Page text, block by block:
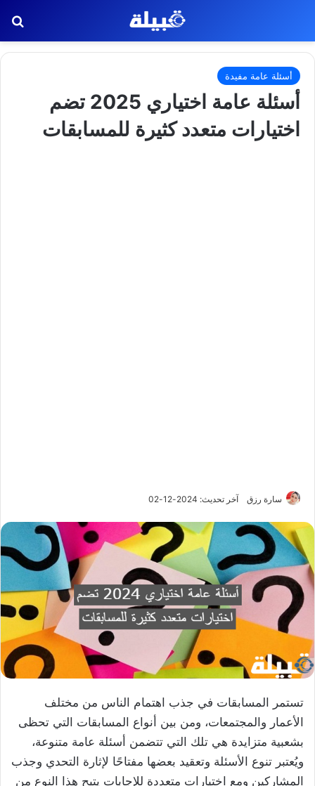
أسئلة عامة مفيدة
أسئلة عامة اختياري 2025 تضم
اختيارات متعدد كثيرة للمسابقات
سارة رزق آخر تحديث: 2024-12-02
تستمر المسابقات في جذب اهتمام الناس من مختلف
الأعمار والمجتمعات، ومن بين أنواع المسابقات التي تحظى
بشعبية متزايدة هي تلك التي تتضمن أسئلة عامة متنوعة،
ويُعتبر تنوع الأسئلة وتعقيد بعضها مفتاحًا لإثارة التحدي وجذب
المشاركين ومع اختيارات متعددة للإجابات يتيح هذا النوع من